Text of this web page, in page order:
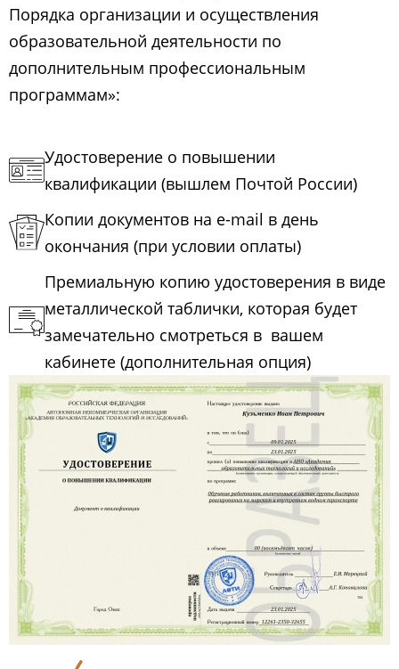
Порядка организации и осуществления
образовательной деятельности по
дополнительным профессиональным
программам»:
Удостоверение о повышении
квалификации (вышлем Почтой России)
Копии документов на e-mail в день
окончания (при условии оплаты)
Премиальную копию удостоверения в виде
металлической таблички, которая будет
замечательно смотреться в вашем
кабинете (дополнительная опция)